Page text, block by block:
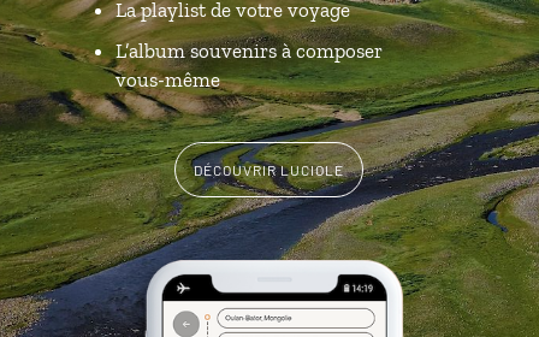
La playlist de votre voyage
L’album souvenirs à composer
vous-même
DÉCOUVRIR LUCIOLE